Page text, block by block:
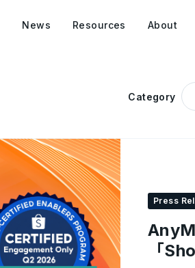
News Resources About
Category
Press
「